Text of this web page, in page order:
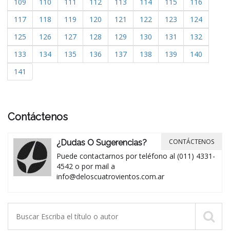
117
118 119 120 121 122 123
124
125
126 127 128 129 130 131
132
133
134 135 136 137 138 139
140
141
Contáctenos
¿Dudas O Sugerencias?
Puede contactarnos por teléfono al (011) 4331-
4542 o por mail a
info@deloscuatrovientos.com.ar
CONTÁCTENOS